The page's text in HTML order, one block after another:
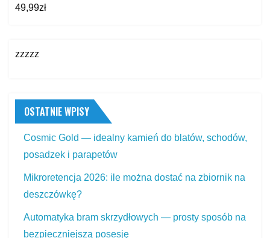
49,99zł
zzzzz
OSTATNIE WPISY
Cosmic Gold — idealny kamień do blatów, schodów,
posadzek i parapetów
Mikroretencja 2026: ile można dostać na zbiornik na
deszczówkę?
Automatyka bram skrzydłowych — prosty sposób na
bezpieczniejszą posesję